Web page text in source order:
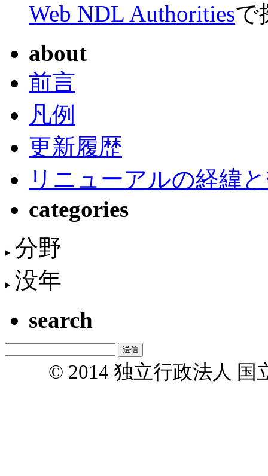
Web NDL Authoritiesで
about
前言
凡例
更新履歴
リニューアルの経緯
categories
分野
没年
search
© 2014 独立行政法人 国